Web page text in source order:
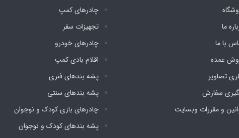
ما
با ما
عمده
تصاویر
سفارش
و مقررات وبسایت
چادرهای کمپ
تجهیزات سفر
چادرهای خودرو
اقلام بادی کمپ
پشه‌ بندهای فنری
پشه‌ بندهای سنتی
چادرهای بازی کودک و نوجوان
پشه‌ بندهای کودک و نوجوان